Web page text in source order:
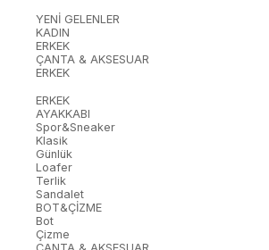
YENİ GELENLER
KADIN
ERKEK
ÇANTA & AKSESUAR
ERKEK
ERKEK
AYAKKABI
Spor&Sneaker
Klasik
Günlük
Loafer
Terlik
Sandalet
BOT&ÇİZME
Bot
Çizme